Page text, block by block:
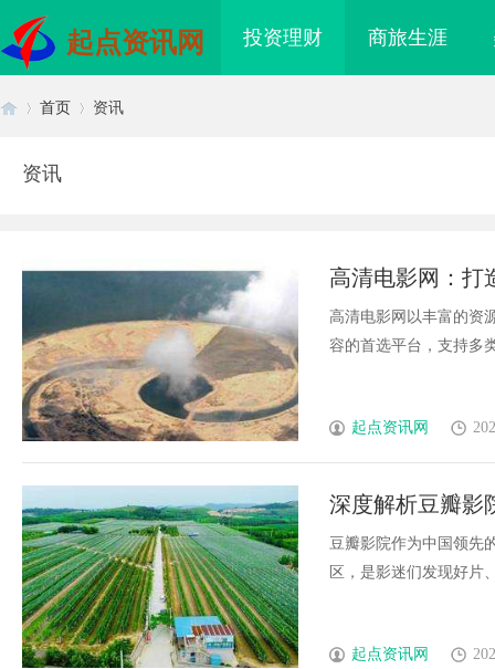
起点资讯网 投资理财 商旅生涯
首页 资讯
资讯
高清电影网：打
高清电影网以丰富的资
容的首选平台，支持多
起点资讯网
深度解析豆瓣影
豆瓣影院作为中国领先
区，是影迷们发现好片
起点资讯网
新时代影视娱乐的全 贝净 AC 国际医疗实验室，标准
发体系全解析